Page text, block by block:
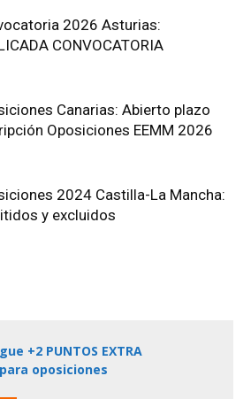
2026 Asturias:
CONVOCATORIA
Canarias: Abierto plazo
Oposiciones EEMM 2026
2024 Castilla-La Mancha:
y excluidos
+2 PUNTOS EXTRA
para oposiciones